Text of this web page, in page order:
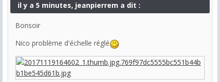
il y a 5 minutes, jeanpierrem a dit :
Bonsoir
Nico problème d'échelle réglé